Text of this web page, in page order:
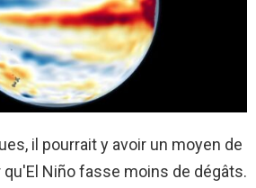
il pourrait y avoir un moyen de
Niño fasse moins de dégâts.